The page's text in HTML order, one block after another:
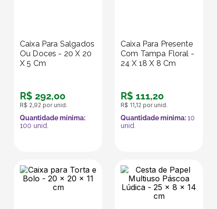
Caixa Para Salgados
Ou Doces - 20 X 20
X 5 Cm
R$ 292,00
R$ 2,92 por unid.
Quantidade mínima:
100 unid.
Caixa Para Presente
Com Tampa Floral -
24 X 18 X 8 Cm
R$ 111,20
R$ 11,12 por unid.
Quantidade mínima:10
unid.